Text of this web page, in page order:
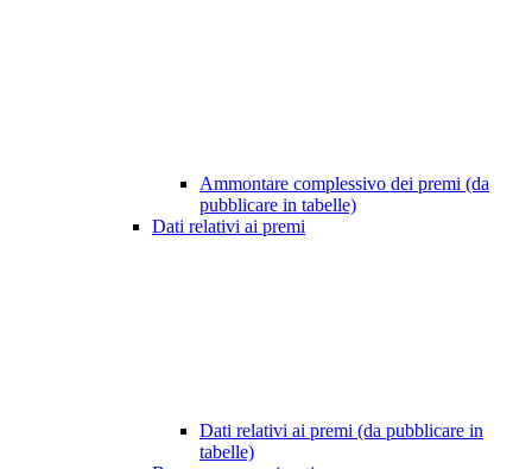
Ammontare complessivo dei premi (da
pubblicare in tabelle)
Dati relativi ai premi
Dati relativi ai premi (da pubblicare in
tabelle)